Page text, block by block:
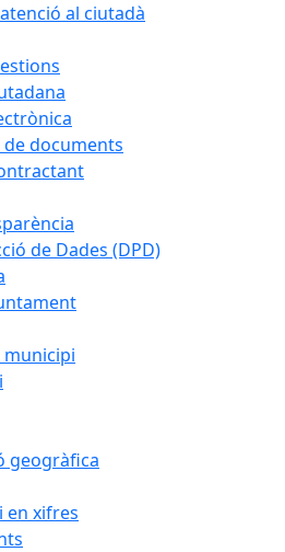
al ciutadà
documents
de Dades (DPD)
geogràfica
en xifres